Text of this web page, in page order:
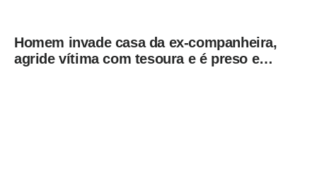
Homem invade casa da ex-companheira,
agride vítima com tesoura e é preso em